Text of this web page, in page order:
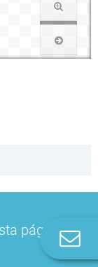
página?